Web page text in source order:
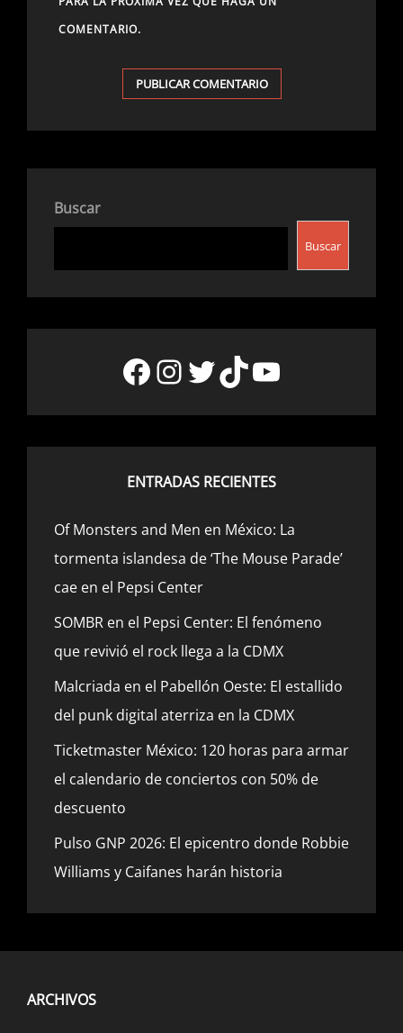
COMENTARIO.
Buscar
Buscar
Facebook
Instagram
Twitter
TikTok
YouTube
ENTRADAS RECIENTES
Of Monsters and Men en México: La
tormenta islandesa de ‘The Mouse Parade’
cae en el Pepsi Center
SOMBR en el Pepsi Center: El fenómeno
que revivió el rock llega a la CDMX
Malcriada en el Pabellón Oeste: El estallido
del punk digital aterriza en la CDMX
Ticketmaster México: 120 horas para armar
el calendario de conciertos con 50% de
descuento
Pulso GNP 2026: El epicentro donde Robbie
Williams y Caifanes harán historia
ARCHIVOS